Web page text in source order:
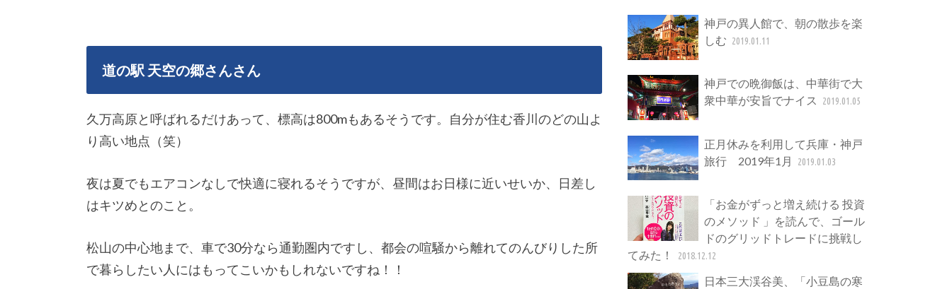
道の駅 天空の郷さんさん
久万高原と呼ばれるだけあって、標高は800mもあるそうです。自分が住む香川のどの山よ
り高い地点（笑）
夜は夏でもエアコンなしで快適に寝れるそうですが、昼間はお日様に近いせいか、日差し
はキツめとのこと。
松山の中心地まで、車で30分なら通勤圏内ですし、都会の喧騒から離れてのんびりした所
で暮らしたい人にはもってこいかもしれないですね！！
神戸の異人館で、朝の散歩を楽
しむ 2019.01.11
神戸での晩御飯は、中華街で大
衆中華が安旨でナイス
2019.01.05
正月休みを利用して兵庫・神戸
旅行 2019年1月
2019.01.03
「お金がずっと増え続ける 投資
のメソッド 」を読んで、ゴール
ドのグリッドトレードに挑戦し
てみた！
2018.12.12
日本三大渓谷美、「小豆島の寒